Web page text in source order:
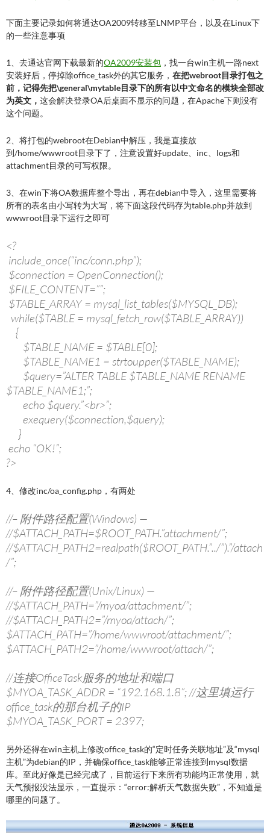
下面主要记录如何将通达OA2009转移至LNMP平台，以及在Linux下
的一些注意事项
1、去通达官网下载最新的OA2009安装包 ，找一台win主机一路next
安装好后，停掉除office_task外的其它服务， 在把webroot目录打包之
前，记得先把\general\mytable目录下的所有以中文命名的模块全部改
为英文， 这会解决登录OA后桌面不显示的问题，在Apache下则没有
这个问题。
2、将打包的webroot在Debian中解压，我是直接放
到/home/wwwroot目录下了，注意设置好update、inc、logs和
attachment目录的可写权限。
3、在win下将OA数据库整个导出，再在debian中导入，这里需要将
所有的表名由小写转为大写，将下面这段代码存为table.php并放到
wwwroot目录下运行之即可
<?
include_once(“inc/conn.php”);
$connection = OpenConnection();
$FILE_CONTENT=””;
$TABLE_ARRAY = mysql_list_tables($MYSQL_DB);
while($TABLE = mysql_fetch_row($TABLE_ARRAY))
{
$TABLE_NAME = $TABLE[0];
$TABLE_NAME1 = strtoupper($TABLE_NAME);
$query=”ALTER TABLE $TABLE_NAME RENAME
$TABLE_NAME1;”;
echo $query.”<br>”;
exequery($connection,$query);
}
echo “OK!”;
?>
4、修改inc/oa_config.php，有两处
//– 附件路径配置(Windows) —
//$ATTACH_PATH=$ROOT_PATH.”attachment/”;
//$ATTACH_PATH2=realpath($ROOT_PATH.”../”).”/attach
/”;
//– 附件路径配置(Unix/Linux) —
//$ATTACH_PATH=”/myoa/attachment/”;
//$ATTACH_PATH2=”/myoa/attach/”;
$ATTACH_PATH=”/home/wwwroot/attachment/”;
$ATTACH_PATH2=”/home/wwwroot/attach/”;
//连接OfficeTask服务的地址和端口
$MYOA_TASK_ADDR = “192.168.1.8”; //这里填运行
office_task的那台机子的IP
$MYOA_TASK_PORT = 2397;
另外还得在win主机上修改office_task的“定时任务关联地址”及“mysql
主机”为debian的IP，并确保office_task能够正常连接到mysql数据
库。至此好像是已经完成了，目前运行下来所有功能均正常使用，就
天气预报没法显示，一直提示：“error:解析天气数据失败”，不知道是
哪里的问题了。